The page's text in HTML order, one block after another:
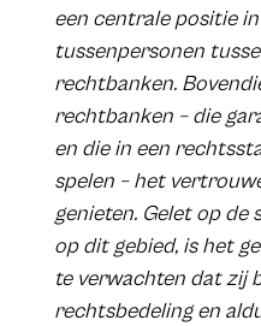
een centrale positie
tussenpersonen
rechtbanken.
rechtbanken – die
en die in een
spelen – het
genieten. Gelet op de
op dit gebied, is het
te verwachten dat zij
rechtsbedeling en